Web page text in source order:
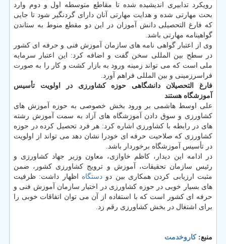
رویكرد تدابیری اندیشیده شده تا مقاطع متوسطه اول و دوم وارد
بحث مهارتی شده و هدایت مهارتی آنان دارای گردنگیر شود تا جایی
كه فارغ التحصیلی دانش آموزان در این دو مقطع منوط به ستاندن
گواهینامه مهارتی باشد.
وی از اعتبار گواهی نامه های سازمان آموزش فنی و حرفه ای كشور
در سطح بین المللی سخن گفت و اضافه كرد: این اعتبار سرمایه
ملی است كه می تواند زمینه ورود به بازار كشت و كار را به صورت
فراسرزمینی و بین المللی فراهم آورد.
فارغ التحصیلان دانشگاهی حوزه كشاورزی در اولویت تأسیس
آموزشگاه هستند
علی اوسط هاشمی بر ورود بخش خصوصی به حوزه آموزش های
كشاورزی و سوق دادن آموزشگاه های آزاد به سمت آموزش رشته
های در رابطه با كشاورزی اشاره كرد: هر فرد تحصیل كرده در حوزه
كشاورزی كه صلاحیت حرفه ای خودرا نشان دهد می تواند از اولویت
در تأسیس آموزشگاه برخوردار باشد.
در ادامه این دیدار، كاظم خاوازی، معاون وزیر جهاد كشاورزی و
رئیس سازمان تحقیقات، آموزش و ترویج كشاورزی كشور، ضمن
مثبت ارزیابی كردن همكاری بین دو دستگاه اظهار داشت: ظرفیت
های بسیار خوبی در حوزه كشاورزی در اختیار سازمان آموزش فنی و
حرفه ای كشور است كه با استفاده از آن می توان اتفاقات خوبی را
برای اشتغال در بخش كشاورزی رقم زد.
منبع:كاروخدمت